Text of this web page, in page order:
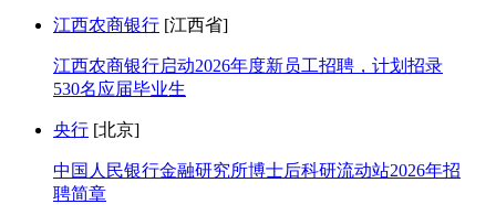
江西农商银行 [江西省]
江西农商银行启动2026年度新员工招聘，计划招录
530名应届毕业生
央行 [北京]
中国人民银行金融研究所博士后科研流动站2026年招
聘简章